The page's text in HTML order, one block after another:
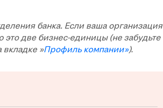
банка. Если ваша организация
две бизнес-единицы (не забудьте
»Профиль компании»).